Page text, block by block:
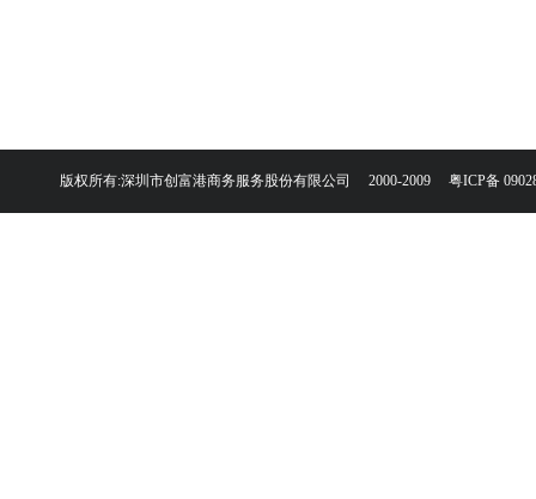
版权所有:深圳市创富港商务服务股份有限公司 2000-2009 粤ICP备